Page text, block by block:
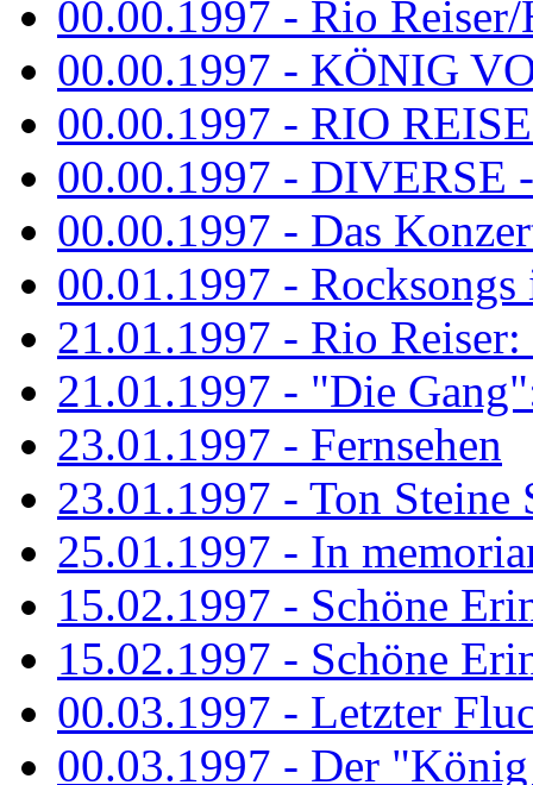
00.00.1997 - Rio Reiser/
00.00.1997 - KÖNIG
00.00.1997 - RIO
00.00.1997 - DIVERSE
00.00.1997 - Das
00.01.1997 -
21.01.1997 - Rio
21.01.1997 - "Die
23.01.1997 - Fernsehen
23.01.1997 - Ton Steine
25.01.1997 - In
15.02.1997 - Schöne
15.02.1997 - Schöne
00.03.1997 - Letzter
00.03.1997 - Der